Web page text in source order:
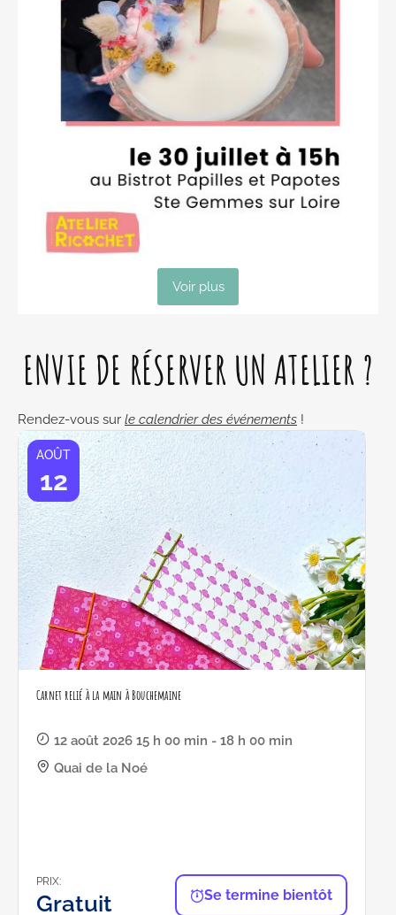
Voir plus
ENVIE DE RÉSERVER UN ATELIER ?
Rendez-vous sur le calendrier des événements !
AOÛT
12
Carnet relié à la main à Bouchemaine
12 août 2026 15 h 00 min - 18 h 00 min
Quai de la Noé
PRIX:
Gratuit Se termine bientôt